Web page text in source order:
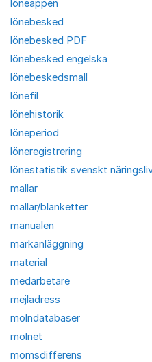
löneappen
lönebesked
lönebesked PDF
lönebesked engelska
lönebeskedsmall
lönefil
lönehistorik
löneperiod
löneregistrering
lönestatistik svenskt
mallar
mallar/blanketter
manualen
markanläggning
material
medarbetare
mejladress
molndatabaser
molnet
momsdifferens